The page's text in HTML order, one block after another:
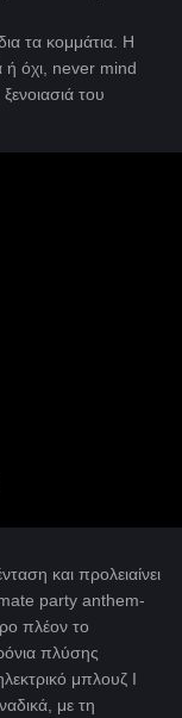
τα κομμάτια. Η
ή όχι, never mind
του
και προλειαίνει
party anthem-
πλέον το
πλύσης
μπλουζ I
με τη